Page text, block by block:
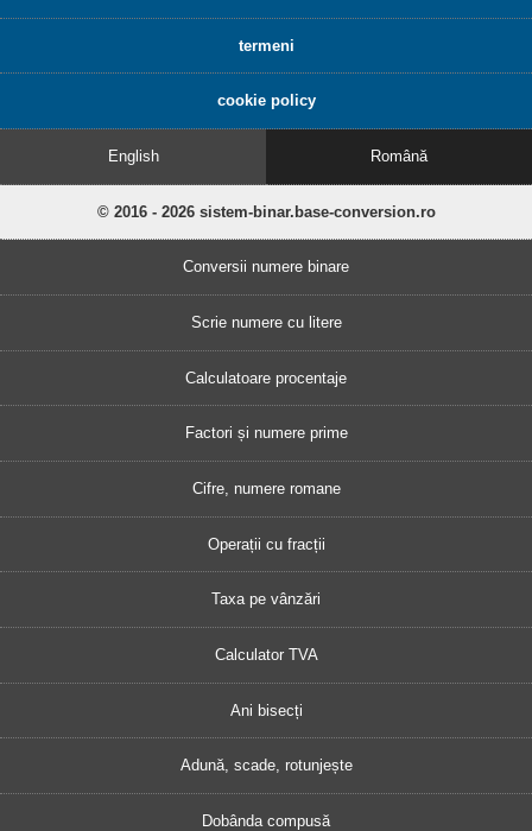
termeni
cookie policy
English Română
© 2016 - 2026 sistem-binar.base-conversion.ro
Conversii numere binare
Scrie numere cu litere
Calculatoare procentaje
Factori și numere prime
Cifre, numere romane
Operații cu fracții
Taxa pe vânzări
Calculator TVA
Ani bisecți
Adună, scade, rotunjește
Dobânda compusă